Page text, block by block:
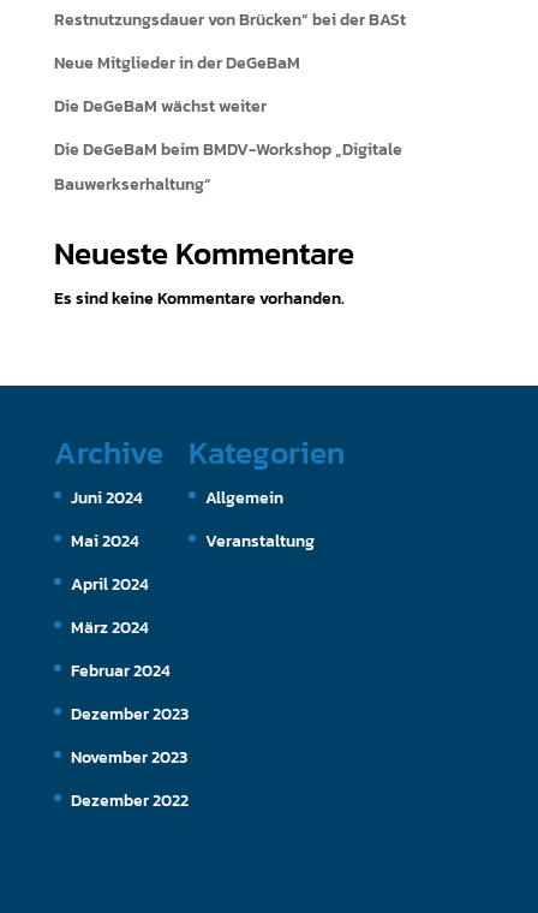
Restnutzungsdauer von Brücken“ bei der BASt
Neue Mitglieder in der DeGeBaM
Die DeGeBaM wächst weiter
Die DeGeBaM beim BMDV-Workshop „Digitale
Bauwerkserhaltung“
Neueste Kommentare
Es sind keine Kommentare vorhanden.
Archive
Juni 2024
Mai 2024
April 2024
März 2024
Februar 2024
Dezember 2023
November 2023
Dezember 2022
Kategorien
Allgemein
Veranstaltung